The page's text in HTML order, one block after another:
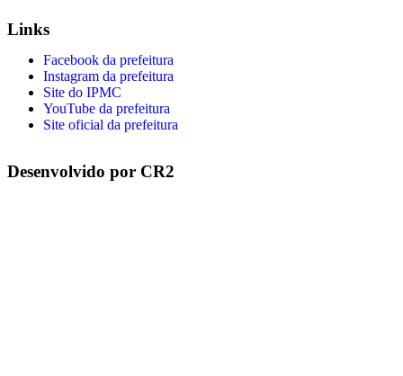
Links
Facebook da prefeitura
Instagram da prefeitura
Site do IPMC
YouTube da prefeitura
Site oficial da prefeitura
Desenvolvido por CR2